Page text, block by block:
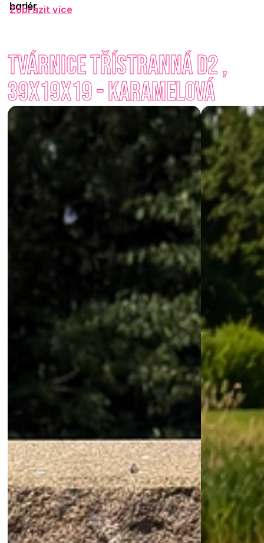
bariér.
architekturu. Na výběr jsou nadčasové odstíny jako Přírodní,
Antracit, Karamelová nebo Smetanová.
Ať už hledáte soukromí nebo chcete jen dotvořit prostor
kolem domu – štípané tvárnice vám nabídnou spolehlivé a
Zobrazit více
Tvárnice třístranná D2 ,
39x19x19 - Karamelová